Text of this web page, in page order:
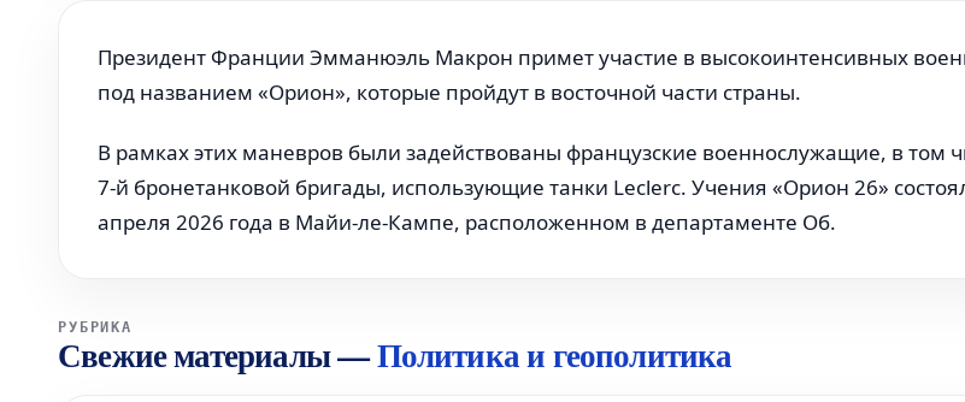
Президент Франции Эмманюэль Макрон примет участие в высокоинтенсивных
под названием «Орион», которые пройдут в восточной части страны.
В рамках этих маневров были задействованы французские военнослужащие, в том
7-й бронетанковой бригады, использующие танки Leclerc. Учения «Орион 26»
апреля 2026 года в Майи-ле-Кампе, расположенном в департаменте Об.
РУБРИКА
Свежие материалы—Политика и геополитика